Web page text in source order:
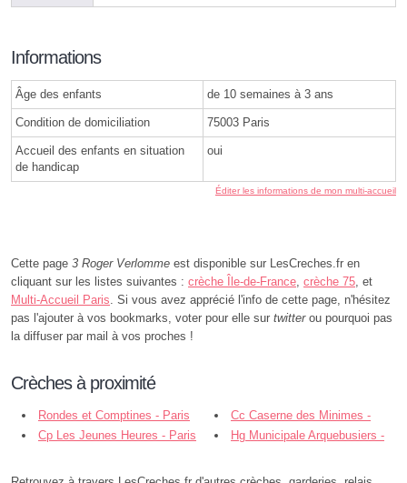
Informations
Âge des enfants de 10 semaines à 3 ans
Condition de domiciliation 75003 Paris
Accueil des enfants en situation
de handicap
oui
Éditer les informations de mon multi-accueil
Cette page 3 Roger Verlomme est disponible sur LesCreches.fr en
cliquant sur les listes suivantes : crèche Île-de-France crèche 75 , et
Multi-Accueil Paris . Si vous avez apprécié l'info de cette page, n'hésitez
pas l'ajouter à vos bookmarks, voter pour elle sur twitterou pourquoi pas
la diffuser par mail à vos proches !
Crèches à proximité
Rondes et Comptines - Paris
Cc Caserne des Minimes -
Paris
Cp Les Jeunes Heures - Paris
Hg Municipale Arquebusiers -